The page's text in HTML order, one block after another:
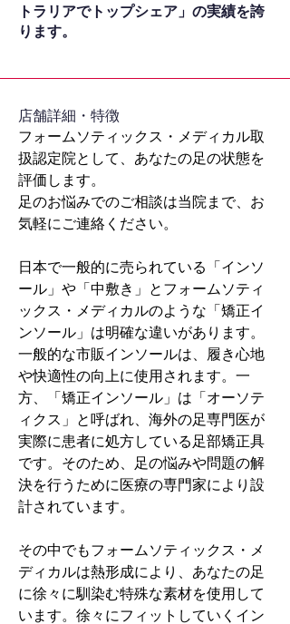
トラリアでトップシェア」の実績を誇
ります。
​店舗詳細・特徴
フォームソティックス・メディカル取
扱認定院として、あなたの足の状態を
評価します。
足のお悩みでのご相談は当院まで、お
気軽にご連絡ください。
日本で一般的に売られている「インソ
ール」や「中敷き」とフォームソティ
ックス・メディカルのような「矯正イ
ンソール」は明確な違いがあります。
一般的な市販インソールは、履き心地
や快適性の向上に使用されます。一
方、「矯正インソール」は「オーソテ
ィクス」と呼ばれ、海外の足専門医が
実際に患者に処方している足部矯正具
です。そのため、足の悩みや問題の解
決を行うために医療の専門家により設
計されています。
その中でもフォームソティックス・メ
ディカルは熱形成により、あなたの足
に徐々に馴染む特殊な素材を使用して
います。徐々にフィットしていくイン